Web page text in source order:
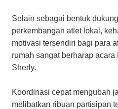
Selain sebagai bentuk
perkembangan atlet lokal,
motivasi tersendiri bagi para
rumah sangat berharap
Sherly.
​Koordinasi cepat mengubah
melibatkan ribuan partisipan